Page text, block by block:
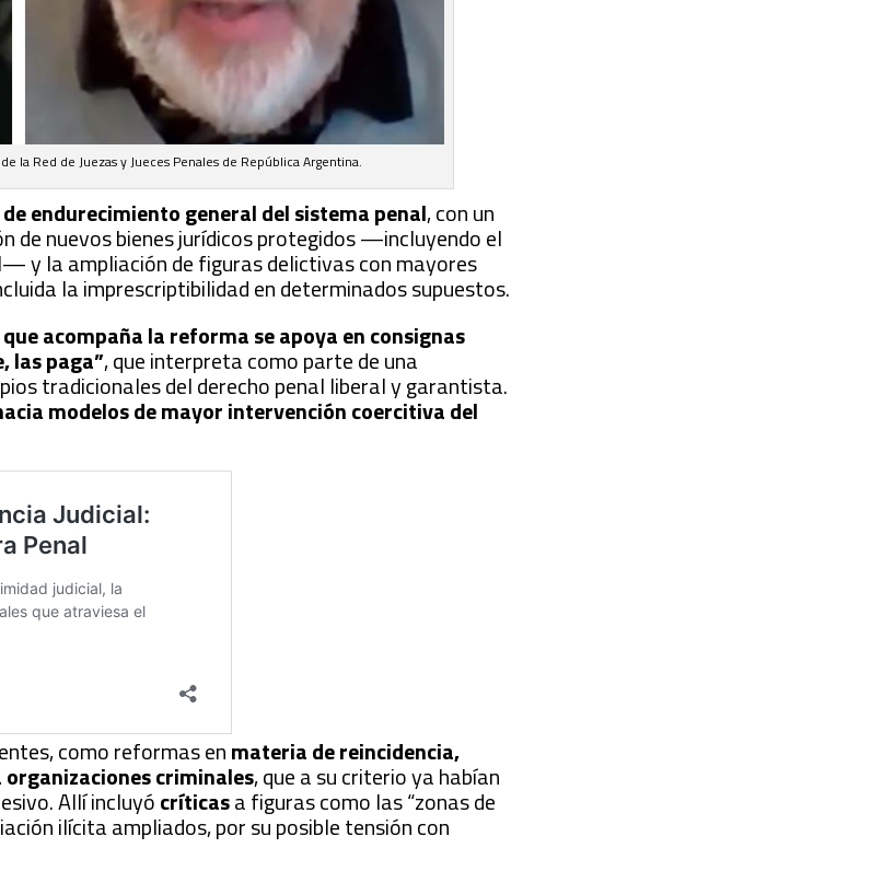
la Red de Juezas y Jueces Penales de República Argentina.
endurecimiento general del sistema penal, con un
de nuevos bienes jurídicos protegidos —incluyendo el
y la ampliación de figuras delictivas con mayores
la imprescriptibilidad en determinados supuestos.
acompaña la reforma se apoya en consignas
las paga”, que interpreta como parte de una
tradicionales del derecho penal liberal y garantista.
modelos de mayor intervención coercitiva del
como reformas enmateria de reincidencia,
criminales, que a su criterio ya habían
Allí incluyócríticasa figuras como las “zonas de
ilícita ampliados, por su posible tensión con